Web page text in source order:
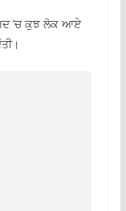
’ਚ ਕੁਝ ਲੋਕ ਆਏ